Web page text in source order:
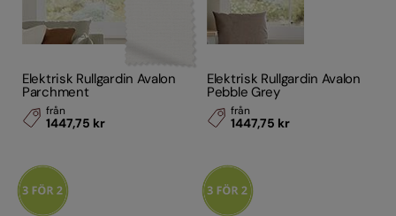
Elektrisk Rullgardin Avalon
Parchment
från
1447,75 kr
Elektrisk Rullgardin Avalon
Pebble Grey
från
1447,75 kr